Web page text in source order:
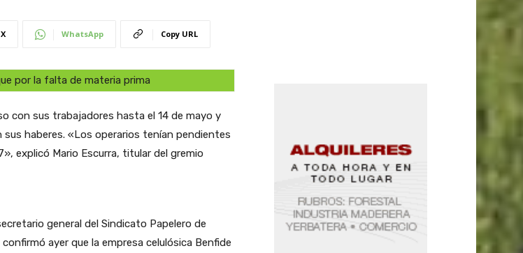
X WhatsApp Copy URL
por la falta de materia prima
con sus trabajadores hasta el 14 de mayo y
haberes. «Los operarios tenían pendientes
explicó Mario Escurra, titular del gremio
general del Sindicato Papelero de
ayer que la empresa celulósica Benfide